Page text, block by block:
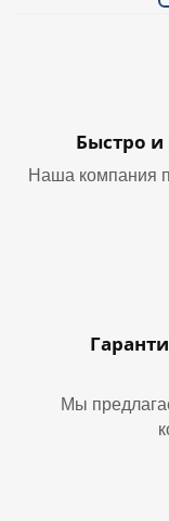
Быстро и
Наша компания
Мы